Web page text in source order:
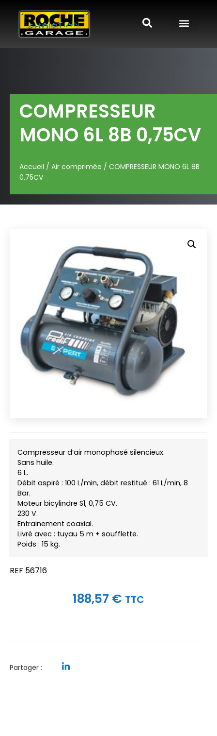
COMPRESSEUR
MONO 6L 8B 0,75CV
Accueil / Air comprimée / COMPRESSEUR MONO 6L 8B
0,75CV
Compresseur d’air monophasé silencieux.
Sans huile.
6 L.
Débit aspiré : 100 L/min, débit restitué : 61 L/min, 8
Bar.
Moteur bicylindre S1, 0,75 CV.
230 V.
Entrainement coaxial.
Livré avec : tuyau 5 m + soufflette.
Poids : 15 kg.
REF 56716
188,57 € TTC
Partager :